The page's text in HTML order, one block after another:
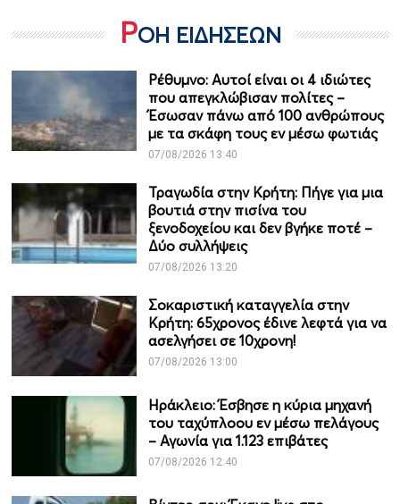
ΡΟΗ ΕΙΔΗΣΕΩΝ
Ρέθυμνο: Αυτοί είναι οι 4 ιδιώτες
που απεγκλώβισαν πολίτες –
Έσωσαν πάνω από 100 ανθρώπους
με τα σκάφη τους εν μέσω φωτιάς
07/08/2026 13:40
Τραγωδία στην Κρήτη: Πήγε για μια
βουτιά στην πισίνα του
ξενοδοχείου και δεν βγήκε ποτέ –
Δύο συλλήψεις
07/08/2026 13:20
Σοκαριστική καταγγελία στην
Κρήτη: 65χρονος έδινε λεφτά για να
ασελγήσει σε 10χρονη!
07/08/2026 13:00
Ηράκλειο: Έσβησε η κύρια μηχανή
του ταχύπλοου εν μέσω πελάγους
– Αγωνία για 1.123 επιβάτες
07/08/2026 12:40